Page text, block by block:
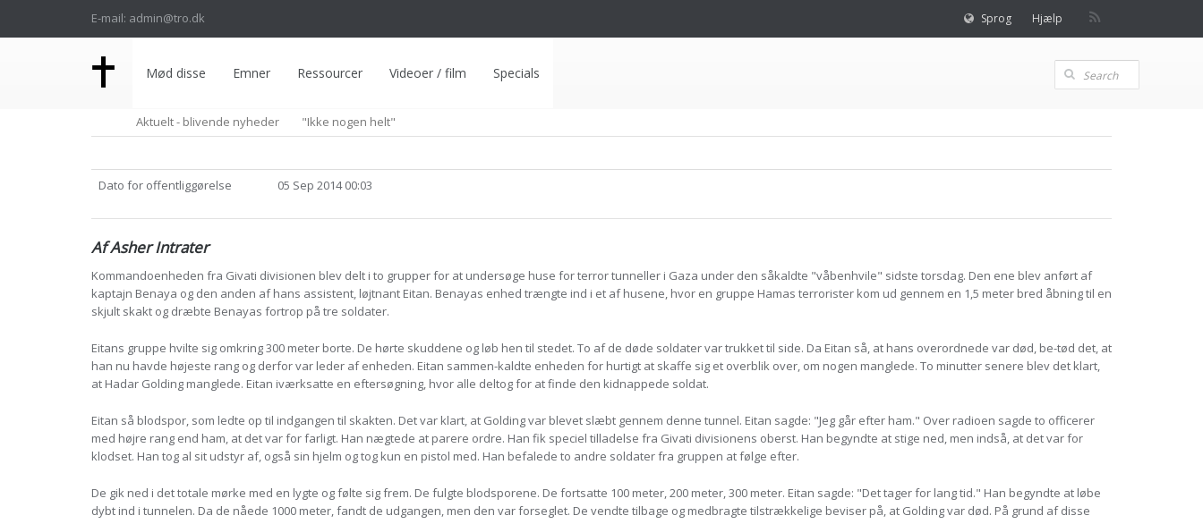
E-mail: admin@tro.dk Sprog Hjælp
Mød disse Emner Ressourcer Videoer / film Specials
Aktuelt - blivende nyheder "Ikke nogen helt"
Dato for offentliggørelse 05 Sep 2014 00:03
Af Asher Intrater
Kommandoenheden fra Givati divisionen blev delt i to grupper for at undersøge huse for terror tunneller i Gaza under den såkaldte "våbenhvile" sidste torsdag. Den ene blev anført af
kaptajn Benaya og den anden af hans assistent, løjtnant Eitan. Benayas enhed trængte ind i et af husene, hvor en gruppe Hamas terrorister kom ud gennem en 1,5 meter bred åbning til en
skjult skakt og dræbte Benayas fortrop på tre soldater.
Eitans gruppe hvilte sig omkring 300 meter borte. De hørte skuddene og løb hen til stedet. To af de døde soldater var trukket til side. Da Eitan så, at hans overordnede var død, be-tød det, at
han nu havde højeste rang og derfor var leder af enheden. Eitan sammen-kaldte enheden for hurtigt at skaffe sig et overblik over, om nogen manglede. To minutter senere blev det klart,
at Hadar Golding manglede. Eitan iværksatte en eftersøgning, hvor alle deltog for at finde den kidnappede soldat.
Eitan så blodspor, som ledte op til indgangen til skakten. Det var klart, at Golding var blevet slæbt gennem denne tunnel. Eitan sagde: "Jeg går efter ham." Over radioen sagde to officerer
med højre rang end ham, at det var for farligt. Han nægtede at parere ordre. Han fik speciel tilladelse fra Givati divisionens oberst. Han begyndte at stige ned, men indså, at det var for
klodset. Han tog al sit udstyr af, også sin hjelm og tog kun en pistol med. Han befalede to andre soldater fra gruppen at følge efter.
De gik ned i det totale mørke med en lygte og følte sig frem. De fulgte blodsporene. De fortsatte 100 meter, 200 meter, 300 meter. Eitan sagde: "Det tager for lang tid." Han begyndte at løbe
dybt ind i tunnelen. Da de nåede 1000 meter, fandt de udgangen, men den var forseglet. De vendte tilbage og medbragte tilstrækkelige beviser på, at Golding var død. På grund af disse